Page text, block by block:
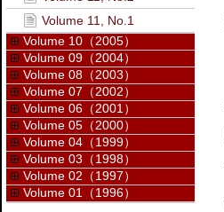
Volume 11, No.1
Volume 10（2005）
Volume 09（2004）
Volume 08（2003）
Volume 07（2002）
Volume 06（2001）
Volume 05（2000）
Volume 04（1999）
Volume 03（1998）
Volume 02（1997）
Volume 01（1996）